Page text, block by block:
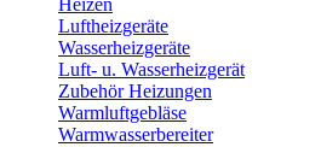
Heizen
Luftheizgeräte
Wasserheizgeräte
Luft- u. Wasserheizgerät
Zubehör Heizungen
Warmluftgebläse
Warmwasserbereiter